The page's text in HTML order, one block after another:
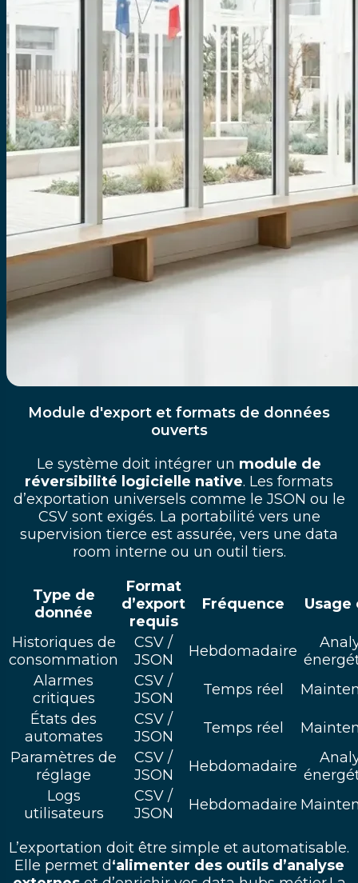
Module d'export et formats de données
ouverts
Le système doit intégrer un module de
réversibilité logicielle native. Les formats
d’exportation universels comme le JSON ou le
CSV sont exigés. La portabilité vers une
supervision tierce est assurée, vers une data
room interne ou un outil tiers.
Type de
donnée
Format
d’export
requis
Fréquence Usage
Historiques de
consommation
CSV /
JSON
Hebdomadaire
Alarmes
critiques
CSV /
JSON
Temps réel
États des
automates
CSV /
JSON
Temps réel
Paramètres de
réglage
CSV /
JSON
Hebdomadaire
Logs
utilisateurs
CSV /
JSON
Hebdomadaire
L’exportation doit être simple et automatisable.
Elle permet d‘alimenter des outils d’analyse